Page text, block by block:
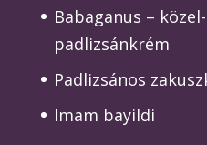
Babaganus –
padlizsánkrém
Padlizsános
Imam bayildi